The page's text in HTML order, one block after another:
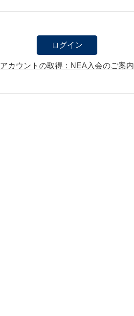
アカウントの取得：NEA入会のご案内